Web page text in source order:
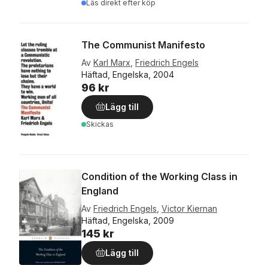
Läs direkt efter köp
The Communist Manifesto
Av Karl Marx Friedrich Engels
Häftad, Engelska, 2004
96 kr
Lägg till
Skickas
Condition of the Working Class in
England
Av Friedrich Engels Victor Kiernan
Häftad, Engelska, 2009
145 kr
Lägg till